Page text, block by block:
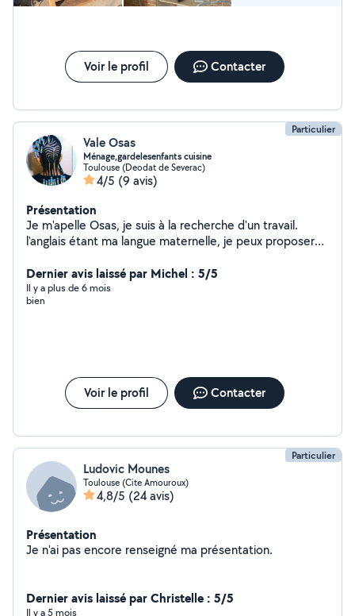
Voir le profil Contacter
Particulier
Vale Osas
Ménage,gardelesenfants cuisine
Toulouse (Deodat de Severac)
4/5 (9 avis)
Présentation
Je m'apelle Osas, je suis à la recherche d'un travail.
l'anglais étant ma langue maternelle, je peux proposer
services pour des ménage à domicile et bureau. Ayant
un attrait particulier pour les relations aux autres, je
peux également prendre soins et/ou tenir compagnie
solidaire.
Dernier avis laissé par Michel : 5/5
Il y a plus de 6 mois
bien
Voir le profil Contacter
Particulier
Ludovic Mounes
Toulouse (Cite Amouroux)
4,8/5 (24 avis)
Présentation
Je n'ai pas encore renseigné ma présentation.
Dernier avis laissé par Christelle : 5/5
Il y a 5 mois